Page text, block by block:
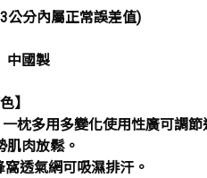
公分內屬正常誤差值)
中國製
】
枕多用多變化使用性廣可調
肌肉放鬆。
透氣網可吸濕排汗。